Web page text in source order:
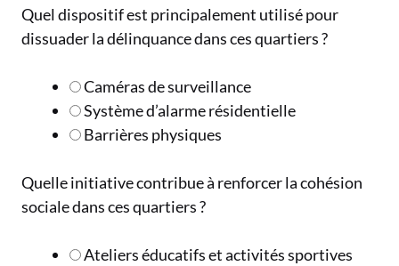
Quel dispositif est principalement utilisé pour
dissuader la délinquance dans ces quartiers ?
Caméras de surveillance
Système d’alarme résidentielle
Barrières physiques
Quelle initiative contribue à renforcer la cohésion
sociale dans ces quartiers ?
Ateliers éducatifs et activités sportives